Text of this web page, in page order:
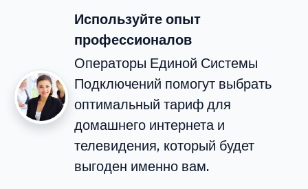
Используйте опыт
профессионалов
Операторы Единой Системы
Подключений помогут выбрать
оптимальный тариф для
домашнего интернета и
телевидения, который будет
выгоден именно вам.